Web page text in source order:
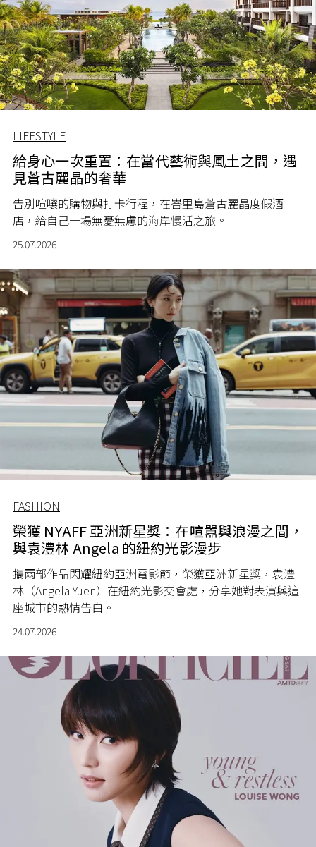
LIFESTYLE
給身心一次重置：在當代藝術與風土之間，遇
見蒼古麗晶的奢華
告別喧嚷的購物與打卡行程，在峇里島蒼古麗晶度假酒
店，給自己一場無憂無慮的海岸慢活之旅。
25.07.2026
FASHION
榮獲 NYAFF 亞洲新星獎：在喧囂與浪漫之間，
與袁澧林 Angela 的紐約光影漫步
攜兩部作品閃耀紐約亞洲電影節，榮獲亞洲新星獎，袁澧
林（Angela Yuen）在紐約光影交會處，分享她對表演與這
座城市的熱情告白。
24.07.2026